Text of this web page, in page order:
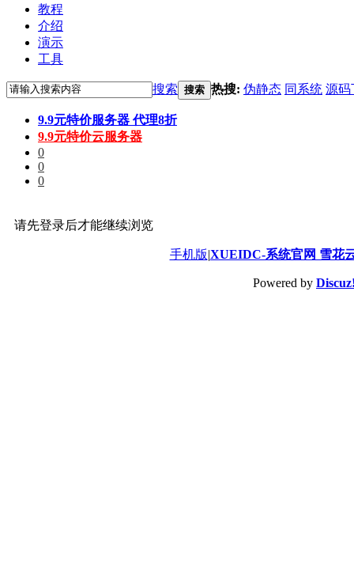
教程
介绍
演示
工具
搜索 搜索 热搜: 伪静态 同系统 源码
9.9元特价服务器 代理8折
9.9元特价云服务器
0
0
0
请先登录后才能继续浏览
手机版|XUEIDC-系统官网 雪花
Powered by